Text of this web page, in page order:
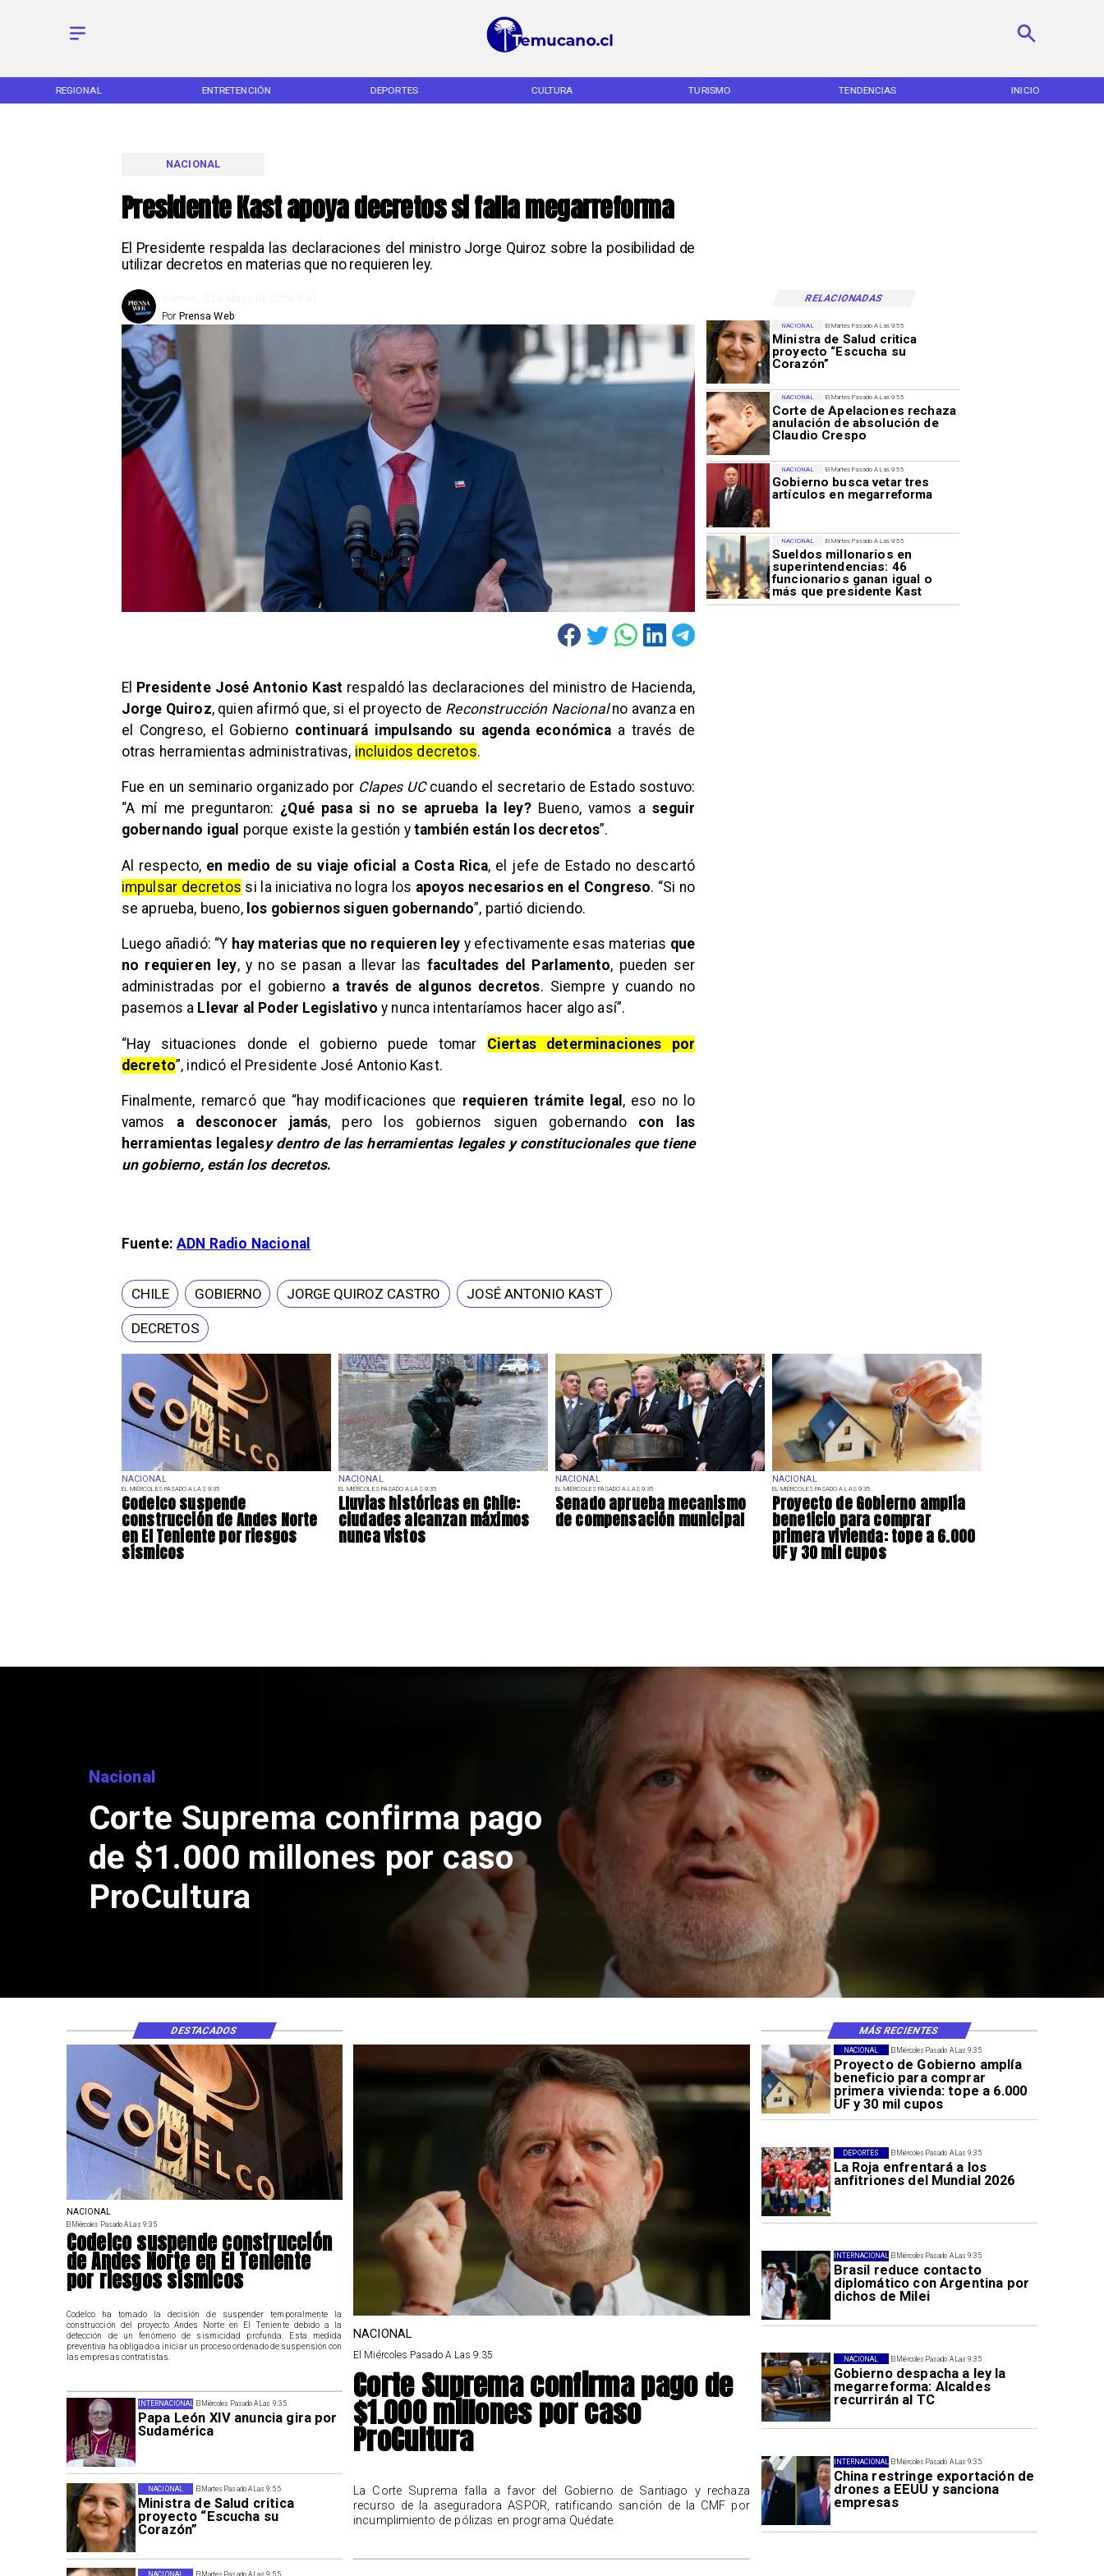
REGIONAL ENTRETENCIÓN DEPORTES CULTURA TURISMO TENDENCIAS INICIO
Presidente Kast apoya decretos si falla megarreforma
El Presidente respalda las declaraciones del ministro Jorge Quiroz sobre la posibilidad de
utilizar decretos en materias que no requieren ley.
NACIONAL
RELACIONADAS
Prensa Web
Por
NACIONAL
EL MIÉRCOLES PASADO A LAS 9:35
Codelco suspende
construcción de Andes Norte
en El Teniente por riesgos
sísmicos
NACIONAL
EL MIÉRCOLES PASADO A LAS 9:35
Lluvias históricas en Chile:
ciudades alcanzan máximos
nunca vistos
NACIONAL
EL MIÉRCOLES PASADO A LAS 9:35
Senado aprueba mecanismo
de compensación municipal
NACIONAL
EL MIÉRCOLES PASADO A LAS 9:35
Proyecto de Gobierno amplía
beneficio para comprar
primera vivienda: tope a 6.000
UF y 30 mil cupos
El Martes Pasado A Las 9:55
Ministra de Salud critica
proyecto “Escucha su
Corazón”
NACIONAL
El Martes Pasado A Las 9:55
Corte de Apelaciones rechaza
anulación de absolución de
Claudio Crespo
NACIONAL
El Martes Pasado A Las 9:55
Gobierno busca vetar tres
artículos en megarreforma
NACIONAL
El Martes Pasado A Las 9:55
Sueldos millonarios en
superintendencias: 46
funcionarios ganan igual o
más que presidente Kast
NACIONAL
El Presidente José Antonio Kast respaldó las declaraciones del ministro de Hacienda,
Jorge Quiroz, quien afirmó que, si el proyecto de Reconstrucción Nacionalno avanza en
el Congreso, el Gobierno continuará impulsando su agenda económica a través de
otras herramientas administrativas, incluidos decretos.
Fue en un seminario organizado por Clapes UC cuando el secretario de Estado sostuvo:
“A mí me preguntaron: ¿Qué pasa si no se aprueba la ley?Bueno, vamos aseguir
gobernando igual porque existe la gestión ytambién están los decretos”.
Al respecto, en medio de su viaje oficial a Costa Rica, el jefe de Estado no descartó
impulsar decretos si la iniciativa no logra los apoyos necesarios en el Congreso. “Si no
se aprueba, bueno, los gobiernos siguen gobernando”, partió diciendo.
Luego añadió: “Y hay materias que no requieren ley y efectivamente esas materias que
no requieren ley, y no se pasan a llevar las facultades del Parlamento, pueden ser
administradas por el gobierno a través de algunos decretos. Siempre y cuando no
pasemos a Llevar al Poder Legislativo y nunca intentaríamos hacer algo así”.
“Hay situaciones donde el gobierno puede tomar Ciertas determinaciones por
decreto”, indicó el Presidente José Antonio Kast.
Finalmente, remarcó que “hay modificaciones que requieren trámite legal , eso no lo
vamos a desconocer jamás, pero los gobiernos siguen gobernando con las
herramientas legalesy dentro de las herramientas legales y constitucionales que tiene
un gobierno, están los decretos.
Fuente:ADN Radio Nacional
CHILE GOBIERNO JORGE QUIROZ CASTRO JOSÉ ANTONIO KAST
DECRETOS
Codelco suspende construcción
de Andes Norte en El Teniente
por riesgos sísmicos
El Miércoles Pasado A Las 9:35
Proyecto de Gobierno amplía
beneficio para comprar
primera vivienda: tope a 6.000
UF y 30 mil cupos
NACIONAL
El Miércoles Pasado A Las 9:35
La Roja enfrentará a los
anfitriones del Mundial 2026
DEPORTES
El Miércoles Pasado A Las 9:35
Brasil reduce contacto
diplomático con Argentina por
dichos de Milei
INTERNACIONAL
El Miércoles Pasado A Las 9:35
Gobierno despacha a ley la
megarreforma: Alcaldes
recurrirán al TC
NACIONAL
El Miércoles Pasado A Las 9:35
China restringe exportación de
drones a EEUU y sanciona
empresas
INTERNACIONAL
El Miércoles Pasado A Las 9:35
Papa León XIV anuncia gira por
Sudamérica
INTERNACIONAL
El Martes Pasado A Las 9:55
Ministra de Salud critica
proyecto “Escucha su
Corazón”
NACIONAL
El Martes Pasado A Las 9:55
NACIONAL
NACIONAL
El Miércoles Pasado A Las 9:35
Codelco suspende construcción
de Andes Norte en El Teniente
por riesgos sísmicos
Codelco ha tomado la decisión de suspender temporalmente la
construcción del proyecto Andes Norte en El Teniente debido a la
detección de un fenómeno de sismicidad profunda. Esta medida
preventiva ha obligado a iniciar un proceso ordenado de suspensión con
las empresas contratistas.
NACIONAL
El Miércoles Pasado A Las 9:35
Corte Suprema confirma pago de
$1.000 millones por caso
ProCultura
La Corte Suprema falla a favor del Gobierno de Santiago y rechaza
recurso de la aseguradora ASPOR, ratificando sanción de la CMF por
incumplimiento de pólizas en programa Quédate.
DESTACADOS MÁS RECIENTES